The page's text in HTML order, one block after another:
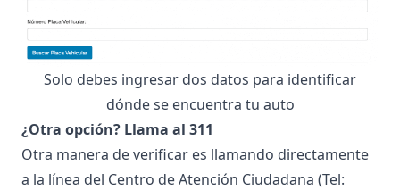
Solo debes ingresar dos datos para identificar
dónde se encuentra tu auto
¿Otra opción? Llama al 311
Otra manera de verificar es llamando directamente
a la línea del Centro de Atención Ciudadana (Tel: